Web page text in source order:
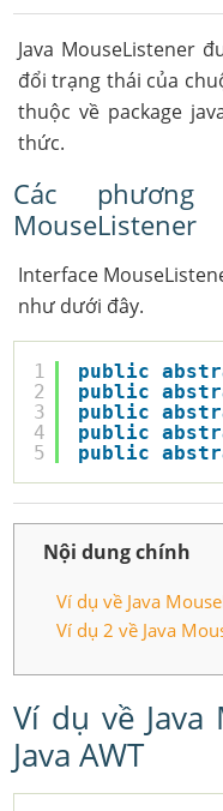
Java MouseListener
đổi trạng thái của
thuộc về package
thức.
Các
MouseListener
Interface
như dưới đây.
1
2
3
4
5
public
public
public
public
public
Nội dung chính
Ví dụ về Java
Ví dụ 2 về Java
Ví dụ về
Java AWT